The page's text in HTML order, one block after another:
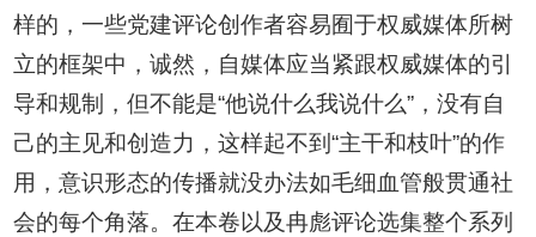
样的，一些党建评论创作者容易囿于权威媒体所树
立的框架中，诚然，自媒体应当紧跟权威媒体的引
导和规制，但不能是“他说什么我说什么”，没有自
己的主见和创造力，这样起不到“主干和枝叶”的作
用，意识形态的传播就没办法如毛细血管般贯通社
会的每个角落。在本卷以及冉彪评论选集整个系列